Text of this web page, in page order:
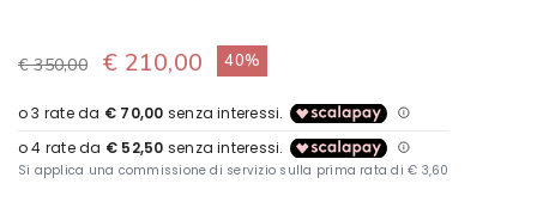
€ 350,00 € 210,00 40%